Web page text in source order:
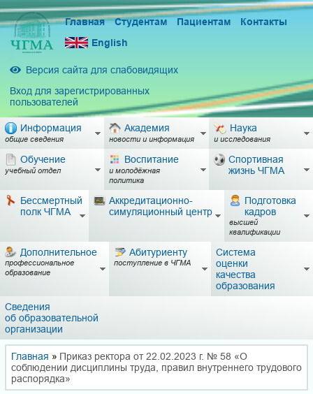
Главная Студентам Пациентам
Контакты
English
Версия сайта для слабовидящих
Вход для зарегистрированных
пользователей
Информация
общие сведения
Академия
новости и информация
Наука
и исследования
Обучение
учебный отдел
Воспитание
и молодёжная
политика
Спортивная
жизнь ЧГМА
Бессмертный
полк ЧГМА
Аккредитационно-
симуляционный центр
Подготовка
кадров
высшей
квалификации
Дополнительное
профессиональное
образование
Абитуриенту
поступление в ЧГМА
Система
оценки
качества
образования
Сведения
об образовательной
организации
Главная » Приказ ректора от 22.02.2023 г. № 58 «О
соблюдении дисциплины труда, правил внутреннего трудового
распорядка»